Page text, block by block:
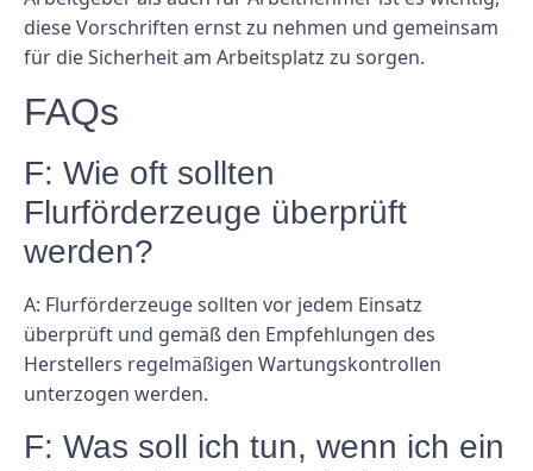
diese Vorschriften ernst zu nehmen und gemeinsam
für die Sicherheit am Arbeitsplatz zu sorgen.
FAQs
F: Wie oft sollten
Flurförderzeuge überprüft
werden?
A: Flurförderzeuge sollten vor jedem Einsatz
überprüft und gemäß den Empfehlungen des
Herstellers regelmäßigen Wartungskontrollen
unterzogen werden.
F: Was soll ich tun, wenn ich ein